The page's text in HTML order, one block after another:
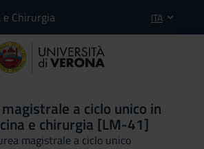
e Chirurgia ITA
a ciclo unico in
e chirurgia [LM-41]
magistrale a ciclo unico